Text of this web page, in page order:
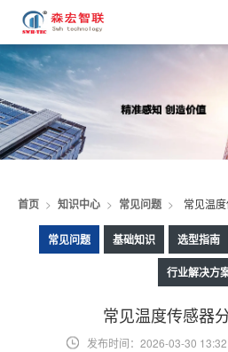
首页 > 知识中心 > 常见问题 > 常见温
常见问题 基础知识 选型指南
行业解决方
常见温度传感器
发布时间：2026-03-30